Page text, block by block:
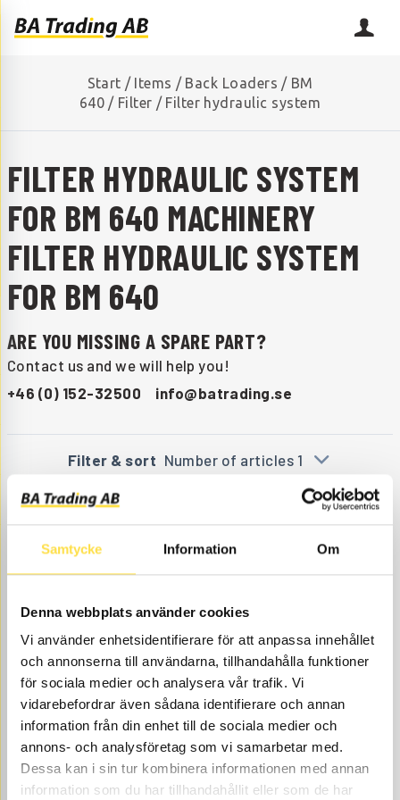
Samtycke Information Om
Denna webbplats använder cookies
Vi använder enhetsidentifierare för att anpassa innehållet
och annonserna till användarna, tillhandahålla funktioner
för sociala medier och analysera vår trafik. Vi
vidarebefordrar även sådana identifierare och annan
information från din enhet till de sociala medier och
annons- och analysföretag som vi samarbetar med.
Dessa kan i sin tur kombinera informationen med annan
information som du har tillhandahållit eller som de har
Start / Items / Back Loaders / BM
640 / Filter / Filter hydraulic system
FILTER HYDRAULIC SYSTEM
FOR BM 640 MACHINERY
FILTER HYDRAULIC SYSTEM
FOR BM 640
ARE YOU MISSING A SPARE PART?
Contact us and we will help you!
+46 (0) 152-32500
info@batrading.se
Filter & sort Number of articles 1
FILTER INSERT
FI525 Item
6620525
Unit: 1230- Service exchange
interval 1000h.
Åtgår1
Web stock NEEDED